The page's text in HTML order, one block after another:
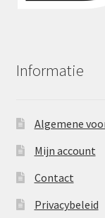
Informatie
Algemene
Mijn account
Contact
Privacybeleid